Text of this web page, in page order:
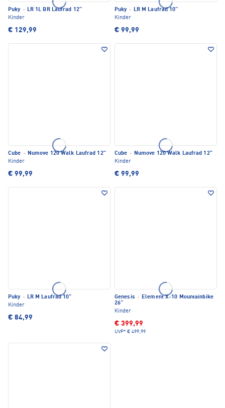
Puky · LR 1L BR Laufrad 12"
Kinder
€ 129,99
Puky · LR M Laufrad 10"
Kinder
€ 99,99
Cube · Numove 120 Walk Laufrad 12"
Kinder
€ 99,99
Cube · Numove 120 Walk Laufrad 12"
Kinder
€ 99,99
Puky · LR M Laufrad 10"
Kinder
€ 84,99
Genesis · Element X-10 Mountainbike
26"
Kinder
€ 399,99
UVP* € 499,99